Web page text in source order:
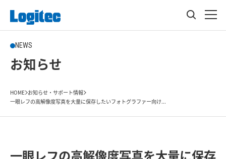
NEWS
お知らせ
HOME お知らせ・サポート情報
一眼レフの高解像度写真を大量に保存したいフォトグラファー向け...